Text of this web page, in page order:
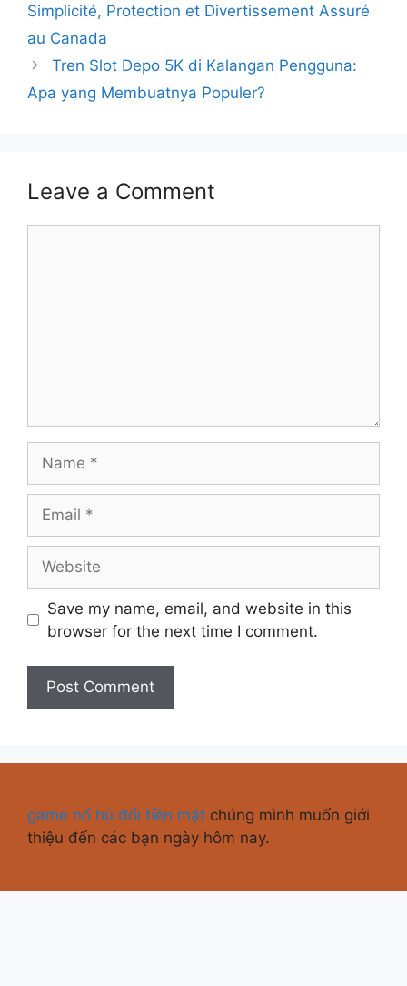
Simplicité, Protection et Divertissement Assuré
au Canada
Tren Slot Depo 5K di Kalangan Pengguna:
Apa yang Membuatnya Populer?
Leave a Comment
Save my name, email, and website in this
browser for the next time I comment.
game nổ hũ đổi tiền mặt chúng mình muốn giới
thiệu đến các bạn ngày hôm nay.